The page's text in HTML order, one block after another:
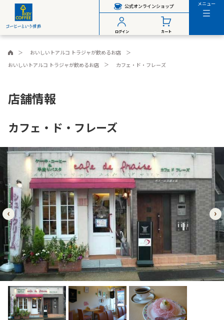
公式オンラインショップ
ログイン カート
メニュー
おいしいトアルコ トラジャが飲めるお店
おいしいトアルコ トラジャが飲めるお店
カフェ・ド・フレーズ
店舗情報
カフェ・ド・フレーズ